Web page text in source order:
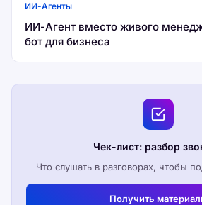
ИИ-Агенты
ИИ-Агент вместо живого
бот для бизнеса
Чек-лист: разбор
Что слушать в разговорах, чтобы
Получить